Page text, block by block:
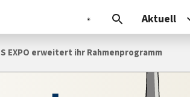
Aktuell
EXPO erweitert ihr Rahmenprogramm